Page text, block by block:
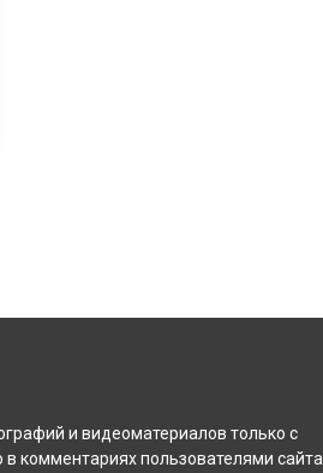
и видеоматериалов только с
комментариях пользователями сайта.